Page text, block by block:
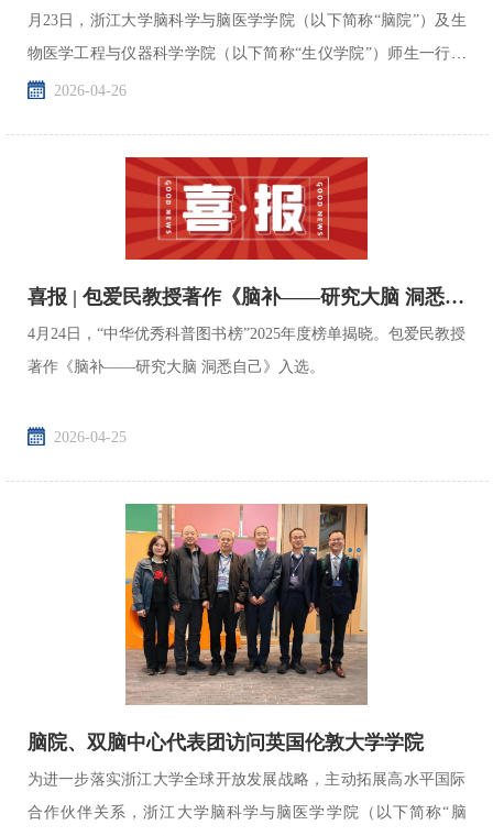
月23日，浙江大学脑科学与脑医学学院（以下简称“脑院”）及生
物医学工程与仪器科学学院（以下简称“生仪学院”）师生一行30
人，走进上海联影医疗科技有限公司，开展了一场集...
2026-04-26
喜报 | 包爱民教授著作《脑补——研究大脑 洞悉自己》荣获2025中华...
4月24日，“中华优秀科普图书榜”2025年度榜单揭晓。包爱民教授
著作《脑补——研究大脑 洞悉自己》入选。
2026-04-25
脑院、双脑中心代表团访问英国伦敦大学学院
为进一步落实浙江大学全球开放发展战略，主动拓展高水平国际
合作伙伴关系，浙江大学脑科学与脑医学学院（以下简称“脑